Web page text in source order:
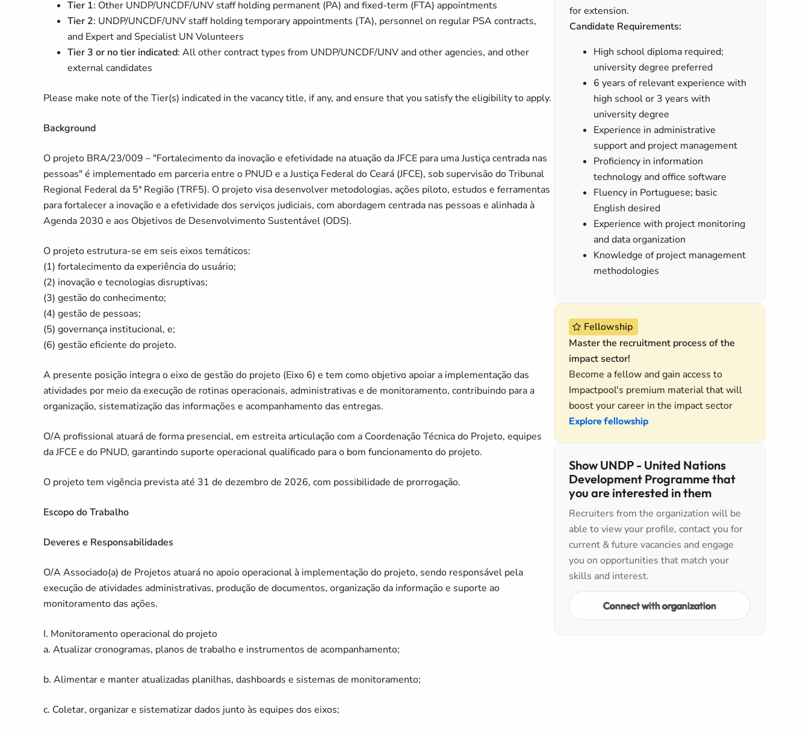
Tier 1: Other UNDP/UNCDF/UNV staff holding permanent (PA) and fixed-term (FTA) appointments
Tier 2: UNDP/UNCDF/UNV staff holding temporary appointments (TA), personnel on regular PSA contracts,
and Expert and Specialist UN Volunteers
Tier 3 or no tier indicated: All other contract types from UNDP/UNCDF/UNV and other agencies, and other
external candidates
Please make note of the Tier(s) indicated in the vacancy title, if any, and ensure that you satisfy the eligibility to apply.
Background
O projeto BRA/23/009 – "Fortalecimento da inovação e efetividade na atuação da JFCE para uma Justiça centrada nas
pessoas" é implementado em parceria entre o PNUD e a Justiça Federal do Ceará (JFCE), sob supervisão do Tribunal
Regional Federal da 5ª Região (TRF5). O projeto visa desenvolver metodologias, ações piloto, estudos e ferramentas
para fortalecer a inovação e a efetividade dos serviços judiciais, com abordagem centrada nas pessoas e alinhada à
Agenda 2030 e aos Objetivos de Desenvolvimento Sustentável (ODS).
O projeto estrutura-se em seis eixos temáticos:
(1) fortalecimento da experiência do usuário;
(2) inovação e tecnologias disruptivas;
(3) gestão do conhecimento;
(4) gestão de pessoas;
(5) governança institucional, e;
(6) gestão eficiente do projeto.
A presente posição integra o eixo de gestão do projeto (Eixo 6) e tem como objetivo apoiar a implementação das
atividades por meio da execução de rotinas operacionais, administrativas e de monitoramento, contribuindo para a
organização, sistematização das informações e acompanhamento das entregas.
O/A profissional atuará de forma presencial, em estreita articulação com a Coordenação Técnica do Projeto, equipes
da JFCE e do PNUD, garantindo suporte operacional qualificado para o bom funcionamento do projeto.
O projeto tem vigência prevista até 31 de dezembro de 2026, com possibilidade de prorrogação.
Escopo do Trabalho
Deveres e Responsabilidades
O/A Associado(a) de Projetos atuará no apoio operacional à implementação do projeto, sendo responsável pela
execução de atividades administrativas, produção de documentos, organização da informação e suporte ao
monitoramento das ações.
I. Monitoramento operacional do projeto
a. Atualizar cronogramas, planos de trabalho e instrumentos de acompanhamento;
b. Alimentar e manter atualizadas planilhas, dashboards e sistemas de monitoramento;
c. Coletar, organizar e sistematizar dados junto às equipes dos eixos;
for extension.
Candidate Requirements:
High school diploma required;
university degree preferred
6 years of relevant experience with
high school or 3 years with
university degree
Experience in administrative
support and project management
Proficiency in information
technology and office software
Fluency in Portuguese; basic
English desired
Experience with project monitoring
and data organization
Knowledge of project management
methodologies
Fellowship
Master the recruitment process of the
impact sector!
Become a fellow and gain access to
Impactpool's premium material that will
boost your career in the impact sector
Explore fellowship
Show UNDP - United Nations
Development Programme that
you are interested in them
Recruiters from the organization will be
able to view your profile, contact you for
current & future vacancies and engage
you on opportunities that match your
skills and interest.
Connect with organization